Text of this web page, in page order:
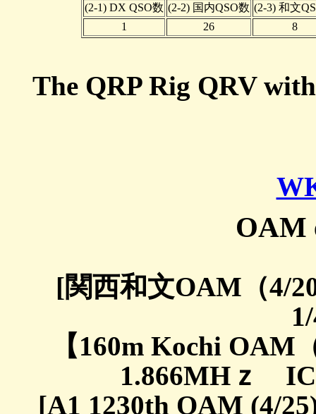
(2-1) DX QSO数 (2-2) 国内QSO数 (2-3) 和文
1
26 8
The QRP Rig QRV
OAM
[関西和文OAM（4/
【160m Kochi
1.866MHｚ
[A1 1230th OAM (4/